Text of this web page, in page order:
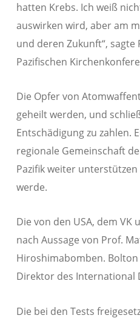
hatten Krebs. Ich weiß
auswirken wird, aber am
und deren Zukunft“,
Pazifischen
Die Opfer von
geheilt werden, und
Entschädigung zu zahlen.
regionale Gemeinschaft
Pazifik weiter
werde.
Die von den USA, dem
nach Aussage von Prof.
Hiroshimabomben.
Direktor des International
Die bei den Tests